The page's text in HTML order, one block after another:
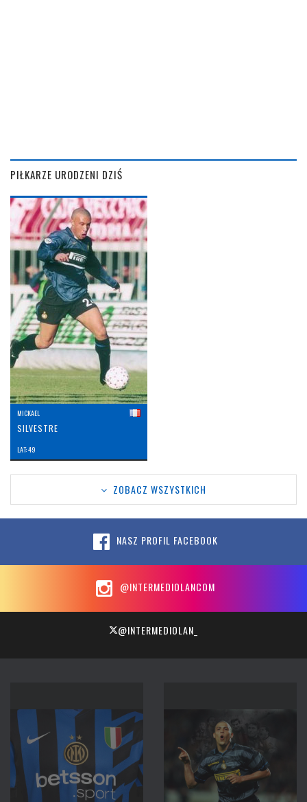
PIŁKARZE URODZENI DZIŚ
MICKAEL
SILVESTRE
LAT: 49
ZOBACZ WSZYSTKICH
NASZ PROFIL FACEBOOK
@INTERMEDIOLANCOM
@INTERMEDIOLAN_